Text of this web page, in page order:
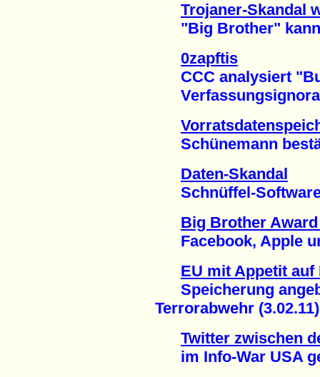
Trojaner-Skandal
"Big Brother" kann
0zapftis
CCC analysiert
Schünemann
Daten-Skandal
Schnüffel-Software
Big Brother Award
Facebook, Apple
EU mit Appetit auf
Speicherung
Terrorabwehr (3.02.11)
Twitter zwischen
im Info-War USA